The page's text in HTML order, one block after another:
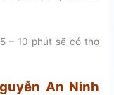
– 10 phút sẽ có thợ
An Ninh